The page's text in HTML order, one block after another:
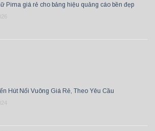
Pima giá rẻ cho bảng hiệu quảng cáo bền đẹp
Hút Nổi Vuông Giá Rẻ, Theo Yêu Cầu